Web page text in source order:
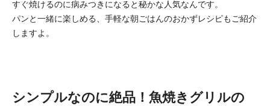
すぐ焼けるのに病みつきになると秘かな人気なんです。
パンと一緒に楽しめる、手軽な朝ごはんのおかずレシピもご紹介
しますよ。
シンプルなのに絶品！魚焼きグリルの